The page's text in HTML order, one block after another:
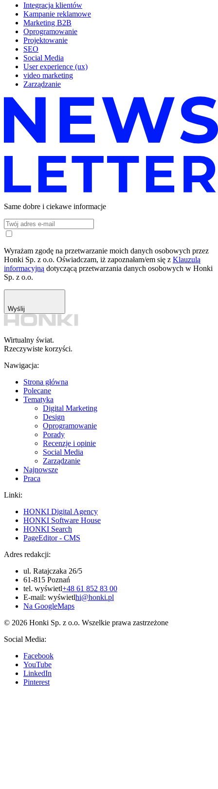
Integracja klientów
Kampanie reklamowe
Marketing B2B
Oprogramowanie
Projektowanie
SEO
Social Media
User experience (ux)
video marketing
Zarządzanie
Same dobre i ciekawe informacje
Wyrażam zgodę na przetwarzanie moich danych osobowych przez
Honki Sp. z o.o. Oświadczam, iż zapoznałam/em się z Klauzulą
informacyjną dotyczącą przetwarzania danych osobowych w Honki
Sp. z o.o.
Wyślij
Wirtualny świat.
Rzeczywiste korzyści.
Nawigacja:
Strona główna
Polecane
Tematyka
Digital Marketing
Design
Oprogramowanie
Porady
Recenzje i opinie
Social Media
Zarządzanie
Najnowsze
Praca
Linki:
HONKI Digital Agency
HONKI Software House
HONKI Search
PageEditor - CMS
Adres redakcji:
ul. Ratajczaka 26/5
61-815 Poznań
tel. wyświetl+48 61 852 83 00
E-mail: wyświetlhi@honki.pl
Na GoogleMaps
© 2026 Honki Sp. z o.o. Wszelkie prawa zastrzeżone
Social Media:
Facebook
YouTube
LinkedIn
Pinterest